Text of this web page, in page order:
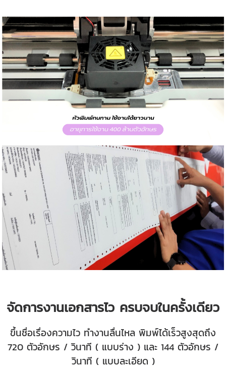
จัดการงานเอกสารไว ครบจบในครั้งเดียว
ขึ้นชื่อเรื่องความไว ทำงานลื่นไหล พิมพ์ได้เร็วสูงสุดถึง
720 ตัวอักษร / วินาที ( แบบร่าง ) และ 144 ตัวอักษร /
วินาที ( แบบละเอียด )